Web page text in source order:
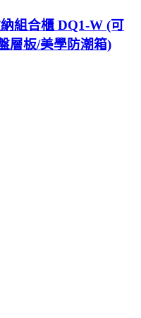
組合櫃 DQ1-W (可
層板/美學防潮箱)